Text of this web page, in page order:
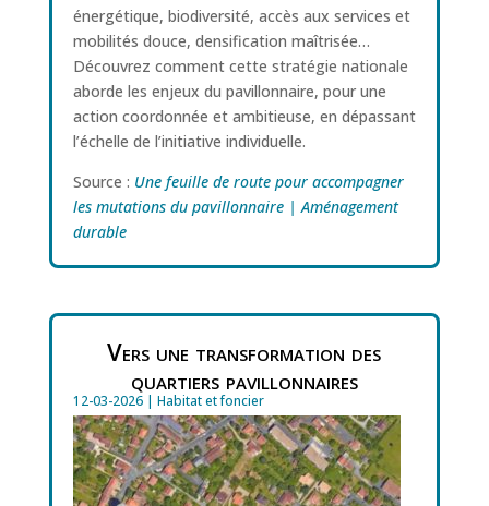
énergétique, biodiversité, accès aux services et
mobilités douce, densification maîtrisée…
Découvrez comment cette stratégie nationale
aborde les enjeux du pavillonnaire, pour une
action coordonnée et ambitieuse, en dépassant
l’échelle de l’initiative individuelle.
Source : Une feuille de route pour accompagner
les mutations du pavillonnaire | Aménagement
durable
Vers une transformation des
quartiers pavillonnaires
12-03-2026| Habitat et foncier